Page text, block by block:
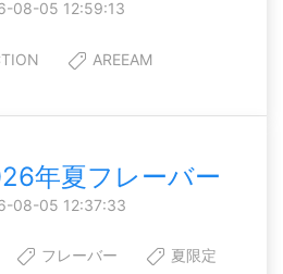
08-05 12:59:13
AREEAM
年夏フレーバー
08-05 12:37:33
フレーバー 夏限定